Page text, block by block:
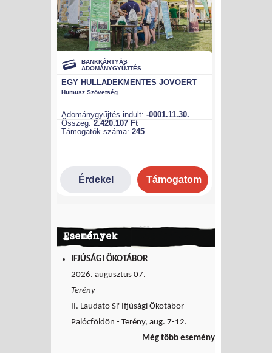
Események
IFJÚSÁGI ÖKOTÁBOR
2026. augusztus 07.
Terény
II. Laudato Si' Ifjúsági Ökotábor
Palócföldön - Terény, aug. 7-12.
Még több esemény